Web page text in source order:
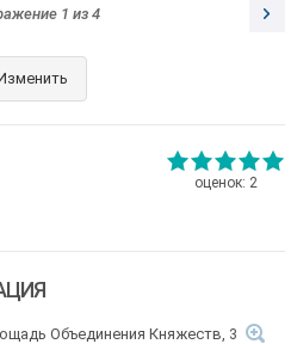
1 из 4
оценок: 2
Объединения Княжеств, 3